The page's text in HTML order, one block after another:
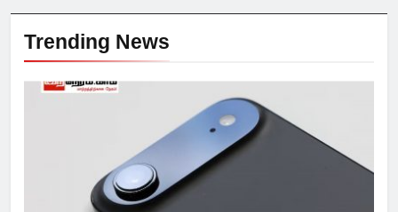
Trending News